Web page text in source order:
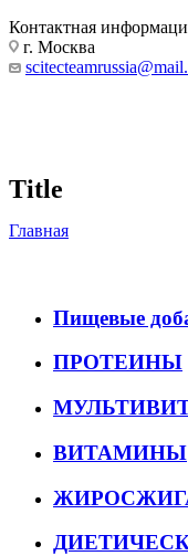
Контактная
г. Москва
Title
Главная
Пищевые
ПРОТЕИНЫ
ВИТАМИНЫ